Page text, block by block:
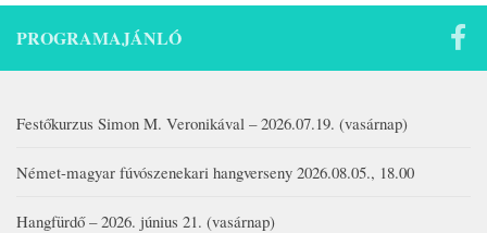
PROGRAMAJÁNLÓ
Festőkurzus Simon M. Veronikával – 2026.07.19. (vasárnap)
Német-magyar fúvószenekari hangverseny 2026.08.05., 18.00
Hangfürdő – 2026. június 21. (vasárnap)